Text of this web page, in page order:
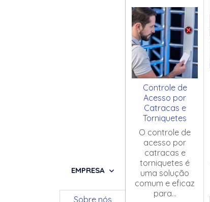
EMPRESA
Sobre nós
Controle de
Acesso por
Catracas e
Torniquetes
O controle de
acesso por
catracas e
torniquetes é
uma solução
comum e eficaz
para...